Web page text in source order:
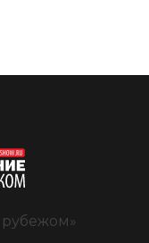
рубежом»